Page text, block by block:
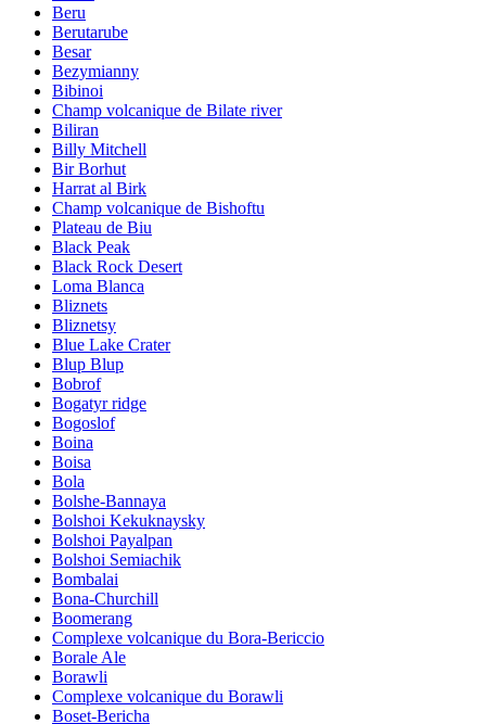
Beru
Berutarube
Besar
Bezymianny
Bibinoi
Champ volcanique de Bilate river
Biliran
Billy Mitchell
Bir Borhut
Harrat al Birk
Champ volcanique de Bishoftu
Plateau de Biu
Black Peak
Black Rock Desert
Loma Blanca
Bliznets
Bliznetsy
Blue Lake Crater
Blup Blup
Bobrof
Bogatyr ridge
Bogoslof
Boina
Boisa
Bola
Bolshe-Bannaya
Bolshoi Kekuknaysky
Bolshoi Payalpan
Bolshoi Semiachik
Bombalai
Bona-Churchill
Boomerang
Complexe volcanique du Bora-Bericcio
Borale Ale
Borawli
Complexe volcanique du Borawli
Boset-Bericha